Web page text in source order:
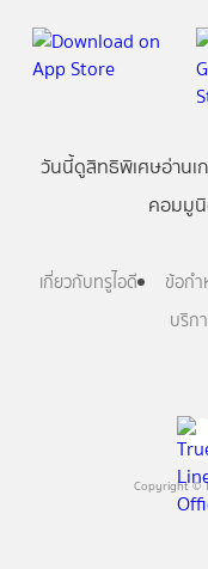
Copyright ©
วันนี้ดูสิทธิพิเศษอ่านเ
คอมมู
เกี่ยวกับทรูไอดี ข้อกำ
บริก